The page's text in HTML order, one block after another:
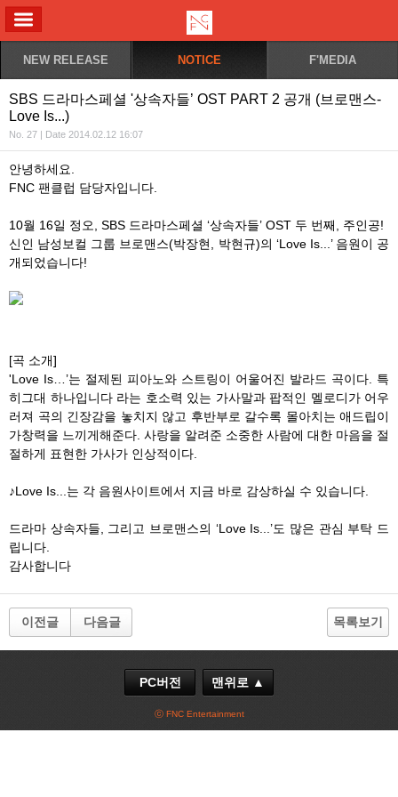
NEW RELEASE NOTICE F'MEDIA
SBS 드라마스페셜 '상속자들’ OST PART 2 공개 (브로맨스-
Love Is...)
No. 27 | Date 2014.02.12 16:07
안녕하세요.
FNC 팬클럽 담당자입니다.
10월 16일 정오, SBS 드라마스페셜 ‘상속자들’ OST 두 번째, 주인공!
신인 남성보컬 그룹 브로맨스(박장현, 박현규)의 ‘Love Is...’ 음원이 공
개되었습니다!
[곡 소개]
'Love Is…’는 절제된 피아노와 스트링이 어울어진 발라드 곡이다. 특
히그대 하나입니다 라는 호소력 있는 가사말과 팝적인 멜로디가 어우
러져 곡의 긴장감을 놓치지 않고 후반부로 갈수록 몰아치는 애드립이
가창력을 느끼게해준다. 사랑을 알려준 소중한 사람에 대한 마음을 절
절하게 표현한 가사가 인상적이다.
♪Love Is...는 각 음원사이트에서 지금 바로 감상하실 수 있습니다.
드라마 상속자들, 그리고 브로맨스의 ‘Love Is...’도 많은 관심 부탁 드
립니다.
감사합니다
이전글 다음글 목록보기
PC버전 맨위로 ▲
ⓒ FNC Entertainment